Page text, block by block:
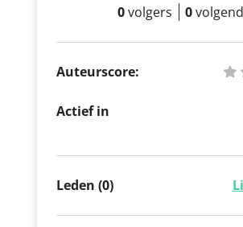
0volgers 0volgend
Auteurscore:
Actief in
Leden (0)